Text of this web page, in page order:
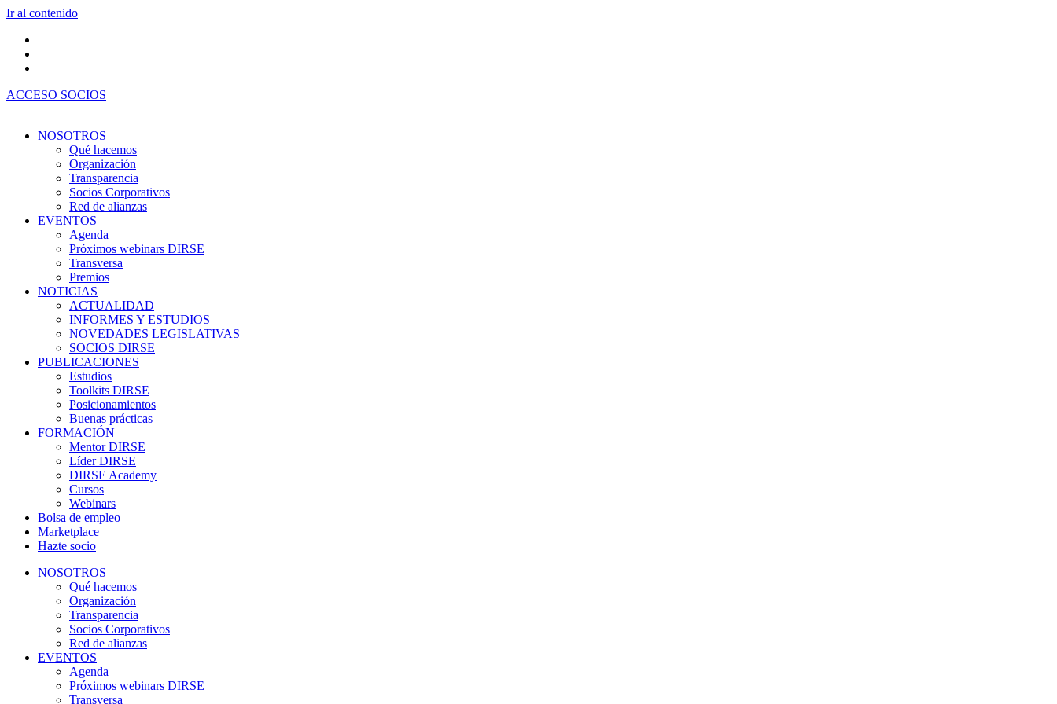
Ir al contenido
ACCESO SOCIOS
NOSOTROS
Qué hacemos
Organización
Transparencia
Socios Corporativos
Red de alianzas
EVENTOS
Agenda
Próximos webinars DIRSE
Transversa
Premios
NOTICIAS
ACTUALIDAD
INFORMES Y ESTUDIOS
NOVEDADES LEGISLATIVAS
SOCIOS DIRSE
PUBLICACIONES
Estudios
Toolkits DIRSE
Posicionamientos
Buenas prácticas
FORMACIÓN
Mentor DIRSE
Líder DIRSE
DIRSE Academy
Cursos
Webinars
Bolsa de empleo
Marketplace
Hazte socio
NOSOTROS
Qué hacemos
Organización
Transparencia
Socios Corporativos
Red de alianzas
EVENTOS
Agenda
Próximos webinars DIRSE
Transversa